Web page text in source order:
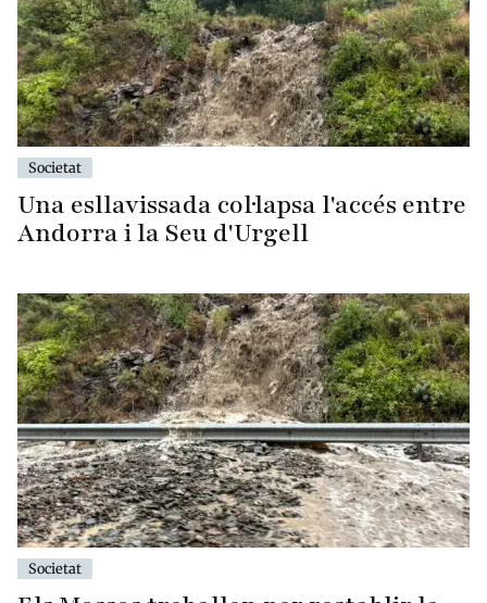
Societat
Una esllavissada col·lapsa l'accés entre
Andorra i la Seu d'Urgell
Societat